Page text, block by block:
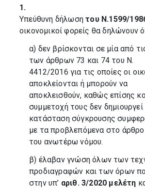
1.
Υπεύθυνη δήλωσητου Ν.1599/
οικονομικοί φορείς θα δηλώνουν
α) δεν βρίσκονται σε μία από
των άρθρων 73 και 74 του Ν.
4412/2016 για τις οποίες οι
αποκλείονται ή μπορούν να
αποκλεισθούν, καθώς επίσης
συμμετοχή τους δεν δημιουργεί
κατάσταση σύγκρουσης
με τα προβλεπόμενα στο
του ανωτέρω νόμου.
β) έλαβαν γνώση όλων των
προδιαγραφών και των όρων
στην υπ’ αριθ. 3/2020 μελέτη